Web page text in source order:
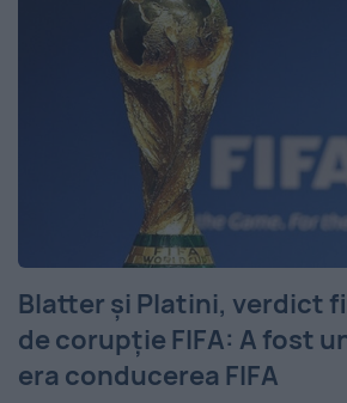
Blatter și Platini, verdict
de corupție FIFA: A fost
era conducerea FIFA